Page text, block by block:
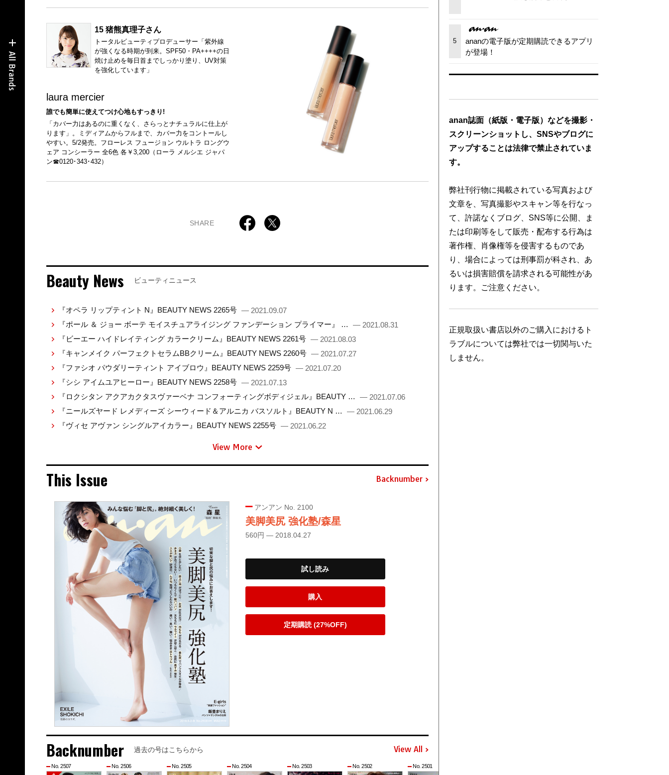
15 猪熊真理子さん
トータルビューティプロデューサー「紫外線
が強くなる時期が到来。SPF50・PA++++の日
焼け止めを毎日首までしっかり塗り、UV対策
を強化しています」
laura mercier
誰でも簡単に使えてつけ心地もすっきり!
「カバー力はあるのに重くなく、さらっとナチュラルに仕上が
ります」。ミディアムからフルまで、カバー力をコントールし
やすい。5/2発売。フローレス フュージョン ウルトラ ロングウ
ェア コンシーラー 全6色 各￥3,200（ローラ メルシエ ジャパ
ン☎0120･343･432）
SHARE
Beauty News ビューティニュース
『オペラ リップティント N』BEAUTY NEWS 2265号 — 2021.09.07
『ポール ＆ ジョー ボーテ モイスチュアライジング ファンデーション プライマー』 …
— 2021.08.31
『ビーエー ハイドレイティング カラークリーム』BEAUTY NEWS 2261号 — 2021.08.03
『キャンメイク パーフェクトセラムBBクリーム』BEAUTY NEWS 2260号 — 2021.07.27
『ファシオ パウダリーティント アイブロウ』BEAUTY NEWS 2259号 — 2021.07.20
『シシ アイムユアヒーロー』BEAUTY NEWS 2258号 — 2021.07.13
『ロクシタン アクアカクタスヴァーベナ コンフォーティングボディジェル』BEAUTY …
— 2021.07.06
『ニールズヤード レメディーズ シーウィード＆アルニカ バスソルト』BEAUTY N …
— 2021.06.29
『ヴィセ アヴァン シングルアイカラー』BEAUTY NEWS 2255号 — 2021.06.22
View More
This Issue Backnumber
アンアン No. 2100
美脚美尻 強化塾/森星
560円 — 2018.04.27
試し読み
購入
定期購読 (27%OFF)
Backnumber 過去の号はこちらから View All
No. 2507 No. 2506 No. 2505 No. 2504 No. 2503 No. 2502 No. 2501
5
ananの電子版が定期購読できるアプリ
が登場！
anan誌面（紙版・電子版）などを撮影・
スクリーンショットし、SNSやブログに
アップすることは法律で禁止されていま
す。
弊社刊行物に掲載されている写真および
文章を、写真撮影やスキャン等を行なっ
て、許諾なくブログ、SNS等に公開、ま
たは印刷等をして販売・配布する行為は
著作権、肖像権等を侵害するものであ
り、場合によっては刑事罰が科され、あ
るいは損害賠償を請求される可能性があ
ります。ご注意ください。
正規取扱い書店以外のご購入におけるト
ラブルについては弊社では一切関与いた
しません。